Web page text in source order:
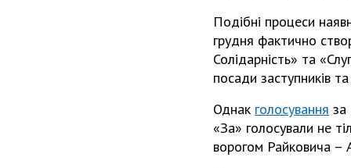
Подібні процеси
грудня фактично
Солідарність» та
посади заступників
Однак голосування за
«За» голосували не
ворогом Райковича